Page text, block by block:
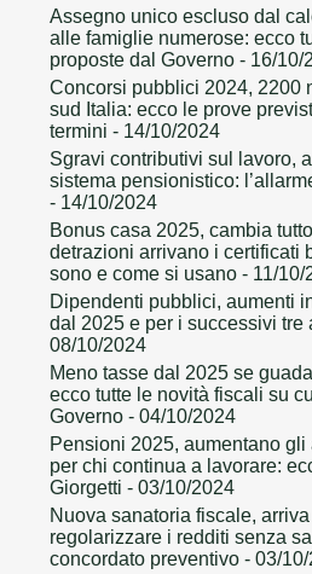
Assegno unico escluso dal
alle famiglie numerose: ecco
proposte dal Governo - 16/10/
Concorsi pubblici 2024, 2200
sud Italia: ecco le prove
termini - 14/10/2024
Sgravi contributivi sul lavoro,
sistema pensionistico:
- 14/10/2024
Bonus casa 2025, cambia
detrazioni arrivano i certificati
sono e come si usano - 11/10/
Dipendenti pubblici, aumenti
dal 2025 e per i successivi tre
08/10/2024
Meno tasse dal 2025 se
ecco tutte le novità fiscali su
Governo - 04/10/2024
Pensioni 2025, aumentano
per chi continua a lavorare:
Giorgetti - 03/10/2024
Nuova sanatoria fiscale,
regolarizzare i redditi senza
concordato preventivo - 03/